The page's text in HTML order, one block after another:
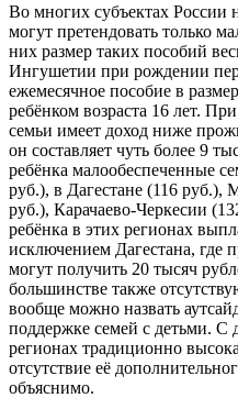
Во многих субъектах России
могут претендовать только
них размер таких пособий
Ингушетии при рождении
ежемесячное пособие в
ребёнком возраста 16 лет.
семьи имеет доход ниже
он составляет чуть более 9
ребёнка малообеспеченные
руб.), в Дагестане (116 руб.),
руб.), Карачаево-Черкесии
ребёнка в этих регионах
исключением Дагестана, где
могут получить 20 тысяч
большинстве также
вообще можно назвать
поддержке семей с детьми. С
регионах традиционно
отсутствие её
объяснимо.